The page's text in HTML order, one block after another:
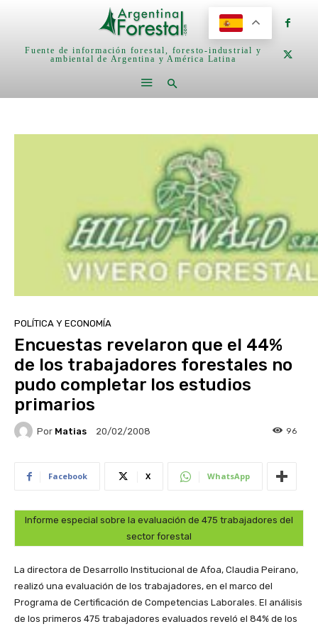
Fuente de información forestal, foresto-industrial y
ambiental de Argentina y América Latina
POLÍTICA Y ECONOMÍA
Encuestas revelaron que el 44%
de los trabajadores forestales no
pudo completar los estudios
primarios
Por Matias 20/02/2008 96
Facebook X WhatsApp
Informe especial sobre la evaluación de 475 trabajadores del
sector forestal
La directora de Desarrollo Institucional de Afoa, Claudia Peirano,
realizó una evaluación de los trabajadores, en el marco del
Programa de Certificación de Competencias Laborales. El análisis
de los primeros 475 trabajadores evaluados reveló el 84% de los